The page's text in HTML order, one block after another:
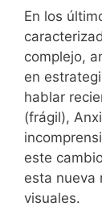
En los
complejo,
en
hablar
(frágil),
este
esta nueva
visuales.